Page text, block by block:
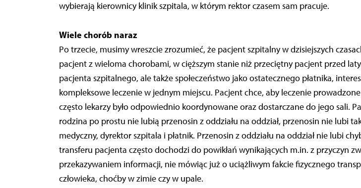
wybierają kierownicy klinik szpitala, w którym rektor czasem sam pracuje.
Wiele chorób naraz
Po trzecie, musimy wreszcie zrozumieć, że pacjent szpitalny w dzisiejszych
pacjent z wieloma chorobami, w cięższym stanie niż przeciętny pacjent przed
pacjenta szpitalnego, ale także społeczeństwo jako ostatecznego płatnika,
kompleksowe leczenie w jednym miejscu. Pacjent chce, aby leczenie
często lekarzy było odpowiednio koordynowane oraz dostarczane do jego sali.
rodzina po prostu nie lubią przenosin z oddziału na oddział, przenosin nie lubi
medyczny, dyrektor szpitala i płatnik. Przenosin z oddziału na oddział nie lubi
transferu pacjenta często dochodzi do powikłań wynikających m.in. z przyczyn
przekazywaniem informacji, nie mówiąc już o uciążliwym fakcie fizycznego
człowieka, choćby w zimie czy w upale.